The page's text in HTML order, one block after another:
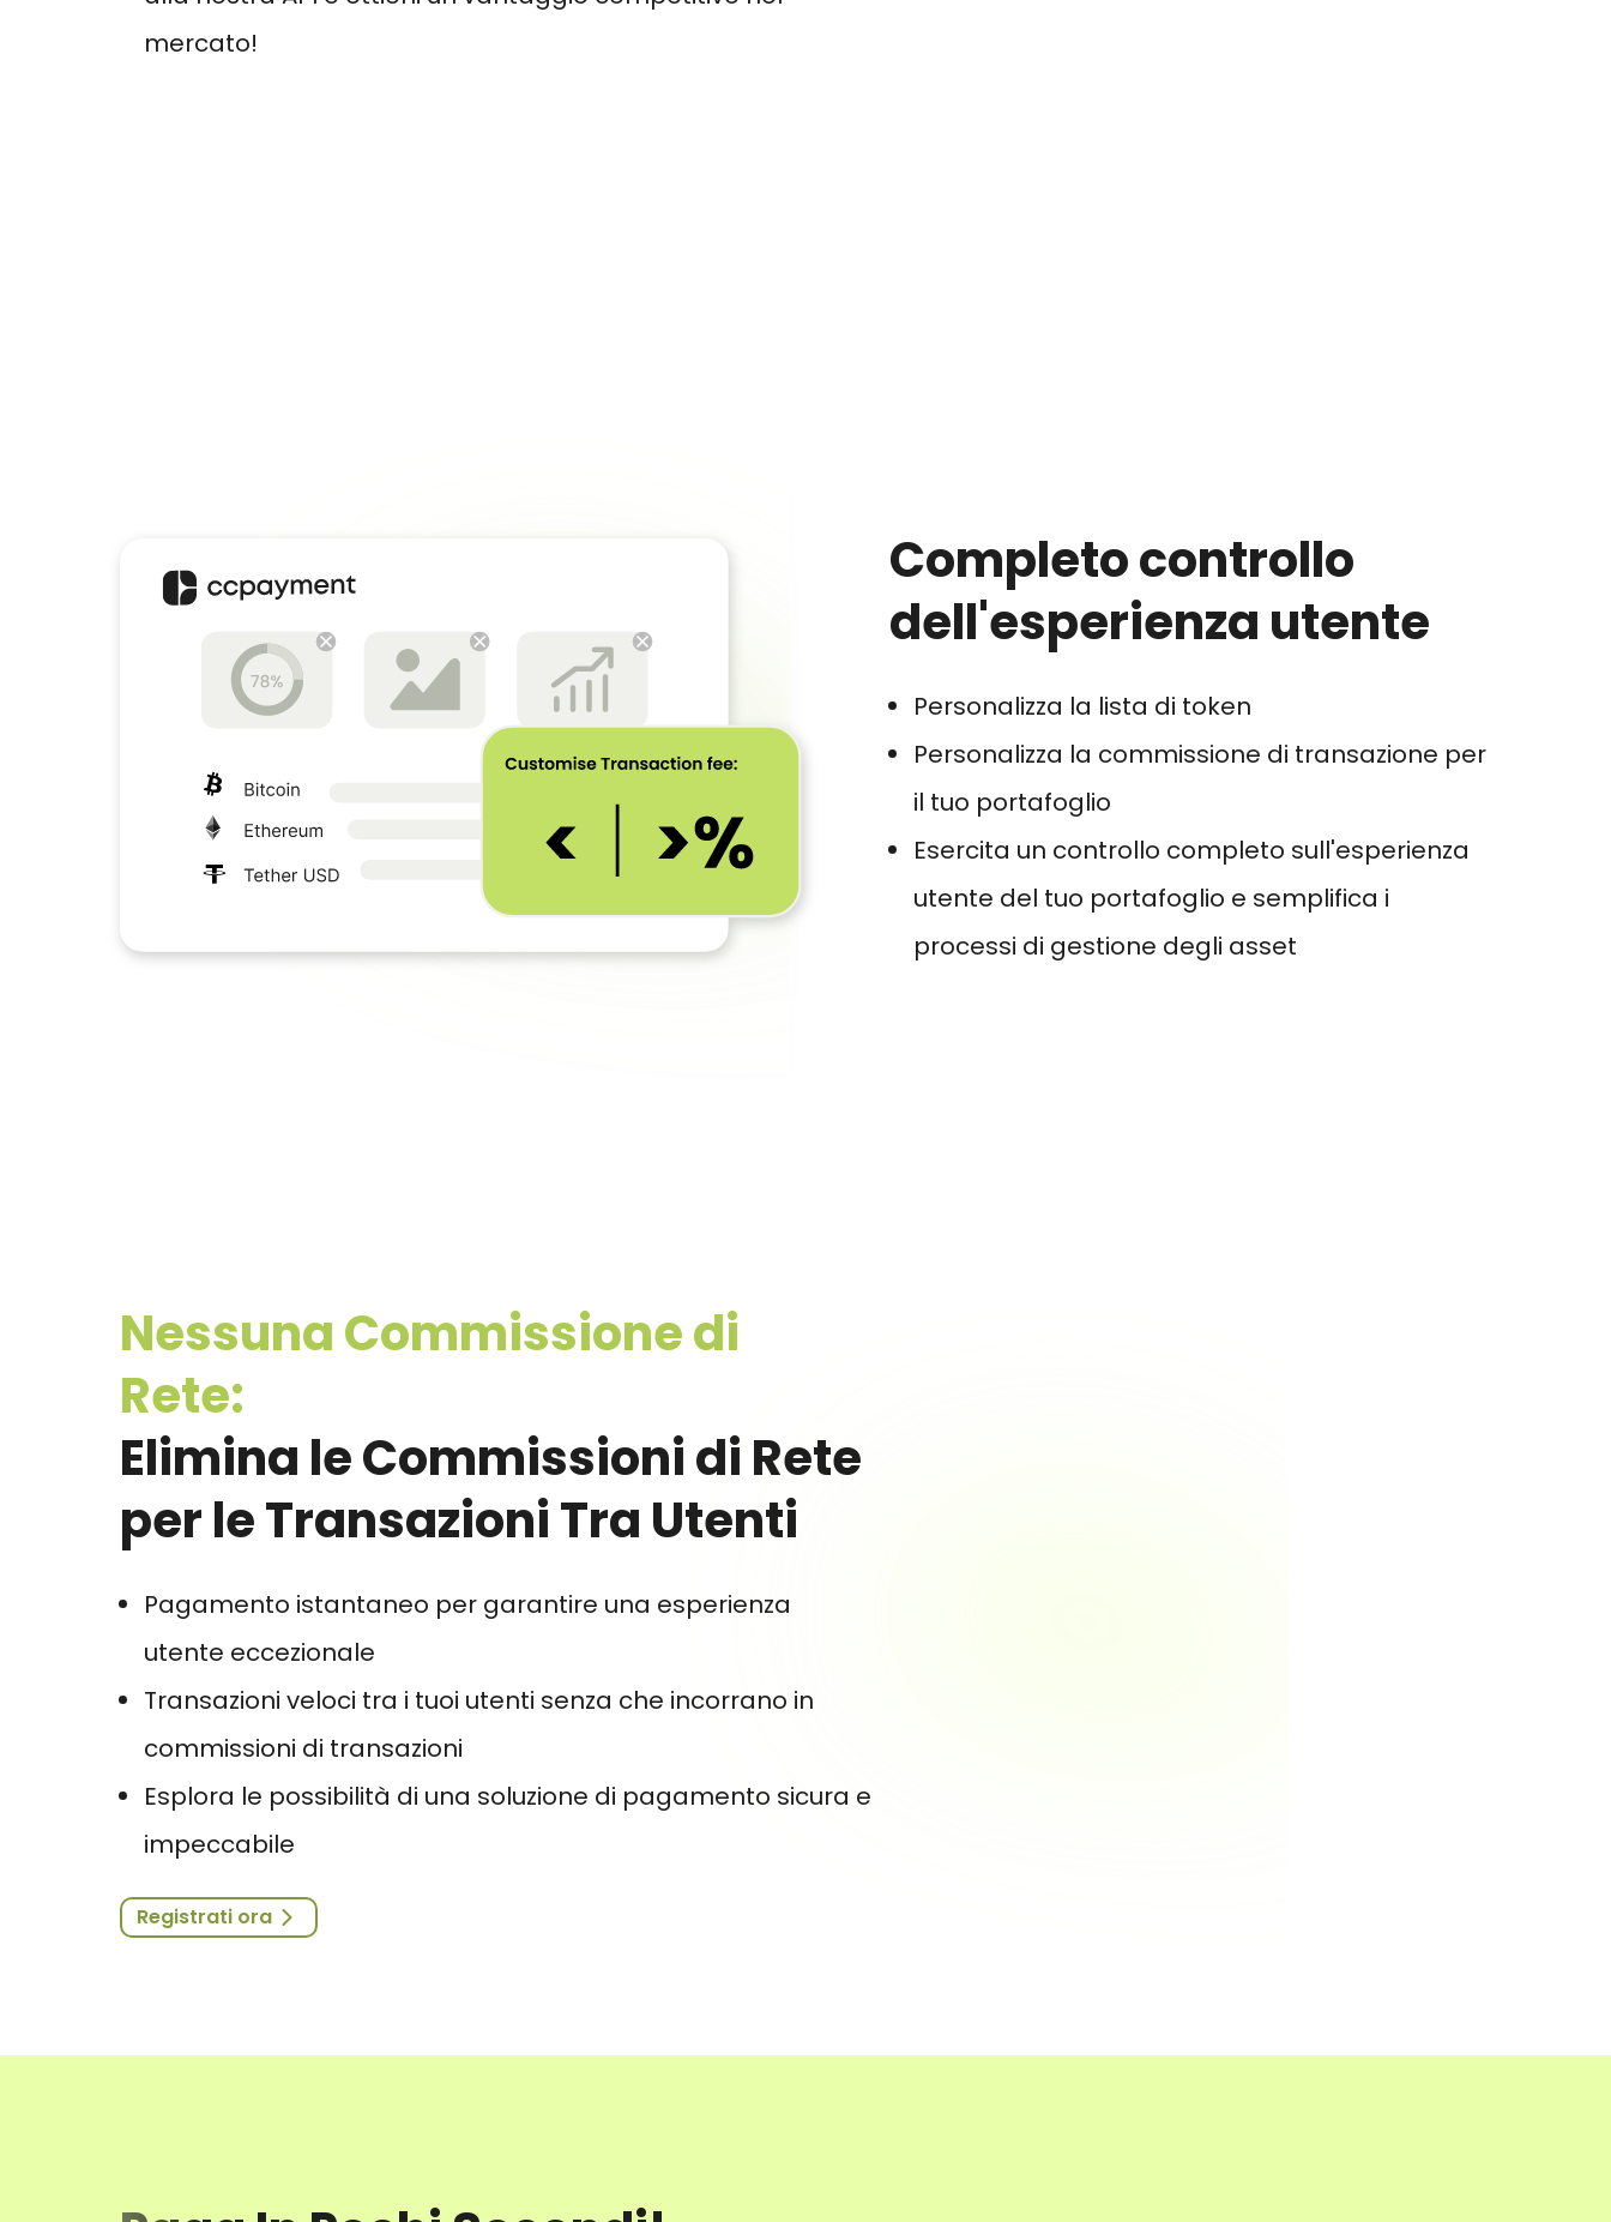
mercato!
Completo controllo
dell'esperienza utente
Personalizza la lista di token
Personalizza la commissione di transazione per
il tuo portafoglio
Esercita un controllo completo sull'esperienza
utente del tuo portafoglio e semplifica i
processi di gestione degli asset
Nessuna Commissione di
Rete:
Elimina le Commissioni di Rete
per le Transazioni Tra Utenti
Pagamento istantaneo per garantire una esperienza
utente eccezionale
Transazioni veloci tra i tuoi utenti senza che incorrano in
commissioni di transazioni
Esplora le possibilità di una soluzione di pagamento sicura e
impeccabile
Registrati ora